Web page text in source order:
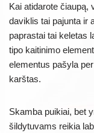
Kai atidarote čiaupą,
daviklis tai pajunta ir
paprastai tai keletas
tipo kaitinimo
elementus pašyla
karštas.
Skamba puikiai, bet
šildytuvams reikia